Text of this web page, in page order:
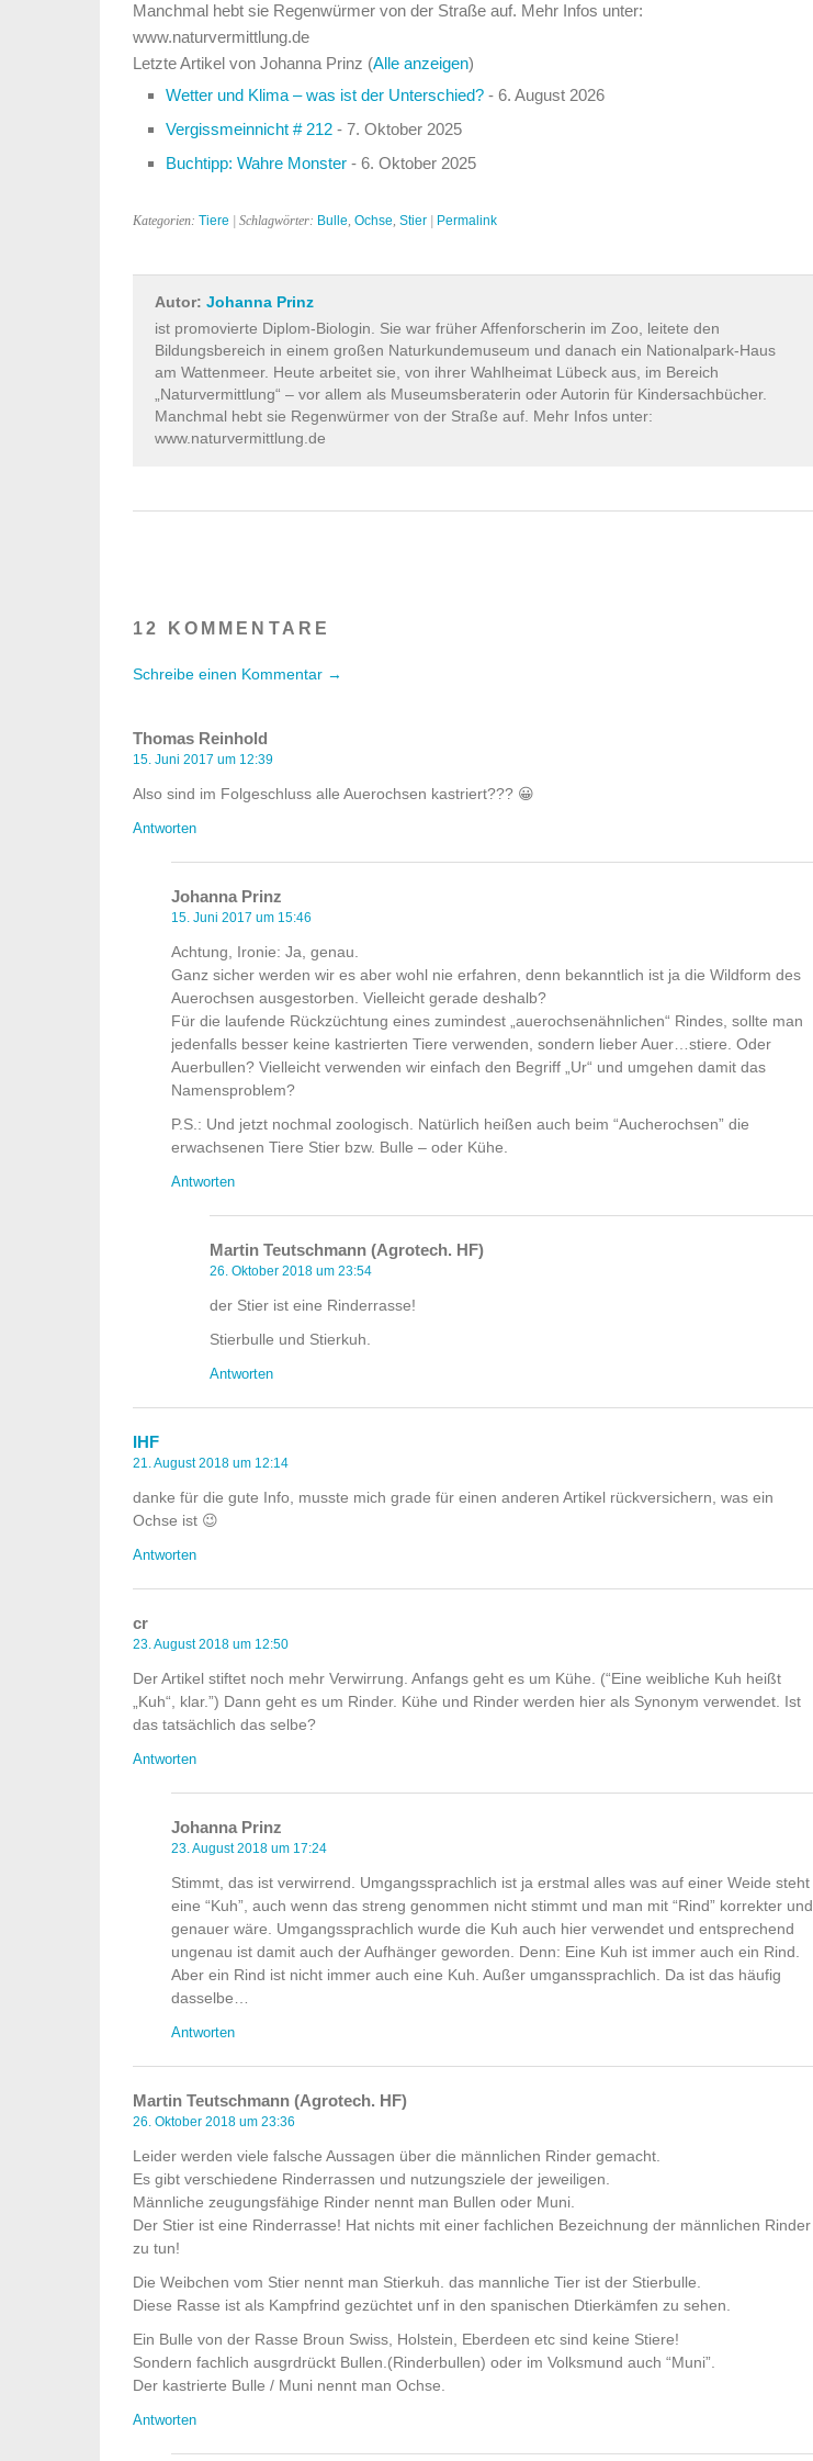
Manchmal hebt sie Regenwürmer von der Straße auf. Mehr Infos unter:
www.naturvermittlung.de
Letzte Artikel von Johanna Prinz (Alle anzeigen)
Wetter und Klima – was ist der Unterschied? - 6. August 2026
Vergissmeinnicht # 212 - 7. Oktober 2025
Buchtipp: Wahre Monster - 6. Oktober 2025
Kategorien: Tiere | Schlagwörter: Bulle, Ochse, Stier Permalink
Autor: Johanna Prinz
ist promovierte Diplom-Biologin. Sie war früher Affenforscherin im Zoo, leitete den
Bildungsbereich in einem großen Naturkundemuseum und danach ein Nationalpark-Haus
am Wattenmeer. Heute arbeitet sie, von ihrer Wahlheimat Lübeck aus, im Bereich
„Naturvermittlung“ – vor allem als Museumsberaterin oder Autorin für Kindersachbücher.
Manchmal hebt sie Regenwürmer von der Straße auf. Mehr Infos unter:
www.naturvermittlung.de
12 KOMMENTARE
Schreibe einen Kommentar →
Thomas Reinhold
15. Juni 2017 um 12:39
Also sind im Folgeschluss alle Auerochsen kastriert??? 😀
Antworten
Johanna Prinz
15. Juni 2017 um 15:46
Achtung, Ironie: Ja, genau.
Ganz sicher werden wir es aber wohl nie erfahren, denn bekanntlich ist ja die Wildform des
Auerochsen ausgestorben. Vielleicht gerade deshalb?
Für die laufende Rückzüchtung eines zumindest „auerochsenähnlichen“ Rindes, sollte man
jedenfalls besser keine kastrierten Tiere verwenden, sondern lieber Auer…stiere. Oder
Auerbullen? Vielleicht verwenden wir einfach den Begriff „Ur“ und umgehen damit das
Namensproblem?
P.S.: Und jetzt nochmal zoologisch. Natürlich heißen auch beim “Aucherochsen” die
erwachsenen Tiere Stier bzw. Bulle – oder Kühe.
Antworten
Martin Teutschmann (Agrotech. HF)
26. Oktober 2018 um 23:54
der Stier ist eine Rinderrasse!
Stierbulle und Stierkuh.
Antworten
IHF
21. August 2018 um 12:14
danke für die gute Info, musste mich grade für einen anderen Artikel rückversichern, was ein
Ochse ist 😉
Antworten
cr
23. August 2018 um 12:50
Der Artikel stiftet noch mehr Verwirrung. Anfangs geht es um Kühe. (“Eine weibliche Kuh heißt
„Kuh“, klar.”) Dann geht es um Rinder. Kühe und Rinder werden hier als Synonym verwendet. Ist
das tatsächlich das selbe?
Antworten
Johanna Prinz
23. August 2018 um 17:24
Stimmt, das ist verwirrend. Umgangssprachlich ist ja erstmal alles was auf einer Weide steht
eine “Kuh”, auch wenn das streng genommen nicht stimmt und man mit “Rind” korrekter und
genauer wäre. Umgangssprachlich wurde die Kuh auch hier verwendet und entsprechend
ungenau ist damit auch der Aufhänger geworden. Denn: Eine Kuh ist immer auch ein Rind.
Aber ein Rind ist nicht immer auch eine Kuh. Außer umganssprachlich. Da ist das häufig
dasselbe…
Antworten
Martin Teutschmann (Agrotech. HF)
26. Oktober 2018 um 23:36
Leider werden viele falsche Aussagen über die männlichen Rinder gemacht.
Es gibt verschiedene Rinderrassen und nutzungsziele der jeweiligen.
Männliche zeugungsfähige Rinder nennt man Bullen oder Muni.
Der Stier ist eine Rinderrasse! Hat nichts mit einer fachlichen Bezeichnung der männlichen Rinder
zu tun!
Die Weibchen vom Stier nennt man Stierkuh. das mannliche Tier ist der Stierbulle.
Diese Rasse ist als Kampfrind gezüchtet unf in den spanischen Dtierkämfen zu sehen.
Ein Bulle von der Rasse Broun Swiss, Holstein, Eberdeen etc sind keine Stiere!
Sondern fachlich ausgrdrückt Bullen.(Rinderbullen) oder im Volksmund auch “Muni”.
Der kastrierte Bulle / Muni nennt man Ochse.
Antworten